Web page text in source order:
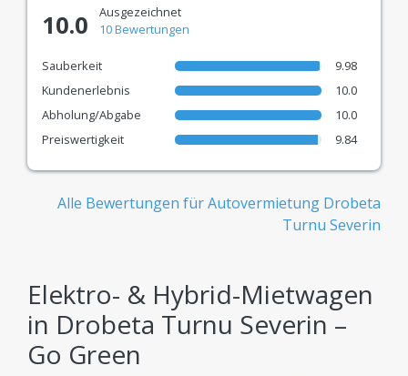
Top-Partner - Die beliebtesten
Wir arbeiten mit Branchenführern wie Autonom,
Travis, Gorent und vielen anderen zusammen.
Schnelle Reservierung
Moderne Technologie für einen einfachen,
sicheren und komfortablen Online-Mietprozess.
Alles, was Sie tun müssen: Vergleichen & den
10.0
Ausgezeichnet
10 Bewertungen
Sauberkeit
9.98
Kundenerlebnis
10.0
Abholung/Abgabe
10.0
Preiswertigkeit
9.84
Alle Bewertungen für Autovermietung Drobeta
Turnu Severin
Elektro- & Hybrid-Mietwagen
in Drobeta Turnu Severin –
Go Green